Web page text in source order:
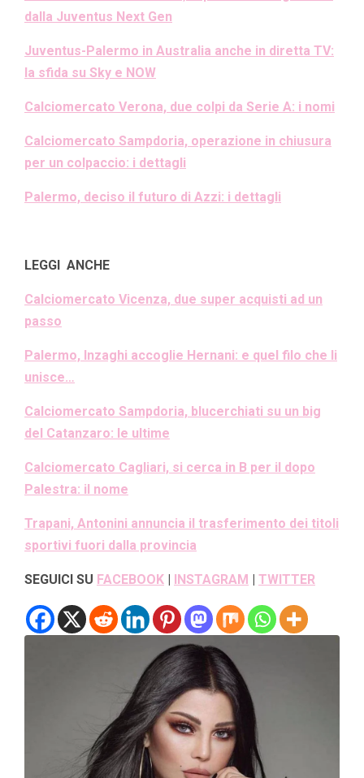
dalla Juventus Next Gen
Juventus-Palermo in Australia anche in diretta TV:
la sfida su Sky e NOW
Calciomercato Verona, due colpi da Serie A: i nomi
Calciomercato Sampdoria, operazione in chiusura
per un colpaccio: i dettagli
Palermo, deciso il futuro di Azzi: i dettagli
LEGGI ANCHE
Calciomercato Vicenza, due super acquisti ad un
passo
Palermo, Inzaghi accoglie Hernani: e quel filo che li
unisce…
Calciomercato Sampdoria, blucerchiati su un big
del Catanzaro: le ultime
Calciomercato Cagliari, si cerca in B per il dopo
Palestra: il nome
Trapani, Antonini annuncia il trasferimento dei titoli
sportivi fuori dalla provincia
SEGUICI SU FACEBOOK | INSTAGRAM | TWITTER